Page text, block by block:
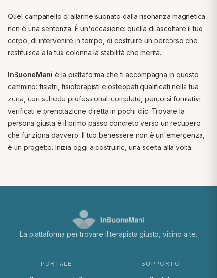
Quel campanello d'allarme suonato dalla risonanza magnetica
non è una sentenza. È un'occasione: quella di ascoltare il tuo
corpo, di intervenire in tempo, di costruire un percorso che
restituisca alla tua colonna la stabilità che merita.
InBuoneMani è la piattaforma che ti accompagna in questo
cammino: fisiatri, fisioterapisti e osteopati qualificati nella tua
zona, con schede professionali complete, percorsi formativi
verificati e prenotazione diretta in pochi clic. Trovare la
persona giusta è il primo passo concreto verso un recupero
che funziona davvero. Il tuo benessere non è un'emergenza,
è un progetto. Inizia oggi a costruirlo, una scelta alla volta.
La piattaforma per trovare il terapista giusto, vicino a te.
PORTALE SUPPORTO